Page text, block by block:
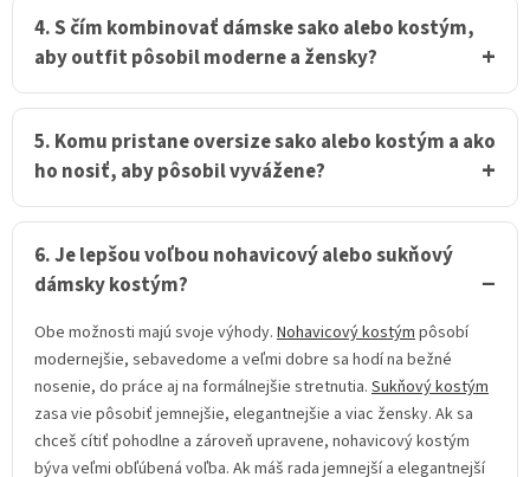
4. S čím kombinovať dámske sako alebo kostým,
aby outfit pôsobil moderne a žensky?
5. Komu pristane oversize sako alebo kostým a ako
ho nosiť, aby pôsobil vyvážene?
6. Je lepšou voľbou nohavicový alebo sukňový
dámsky kostým?
Obe možnosti majú svoje výhody. Nohavicový kostýmpôsobí
modernejšie, sebavedome a veľmi dobre sa hodí na bežné
nosenie, do práce aj na formálnejšie stretnutia. Sukňový kostým
zasa vie pôsobiť jemnejšie, elegantnejšie a viac žensky. Ak sa
chceš cítiť pohodlne a zároveň upravene, nohavicový kostým
býva veľmi obľúbená voľba. Ak máš rada jemnejší a elegantnejší